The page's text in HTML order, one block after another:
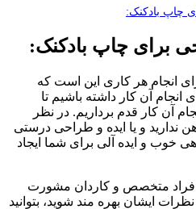
چاپ بادکنک:
برای چاپ بادکنک:
انجام هر کاری این است که
انجام آن کار داشته باشیم تا
آن کار قدم برداریم. در نظر
ندارید و یا ایده و طراحی درستی
خوب و ایده آلی برای شما ایجاد
متخصص و کاردان مشورت
ایشان بهره مند شوید، بتوانید